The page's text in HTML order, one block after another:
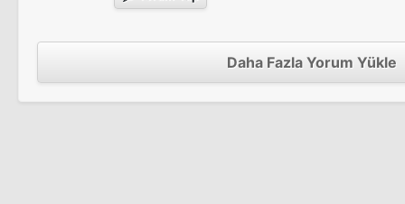
Daha Fazla Yorum Yükle